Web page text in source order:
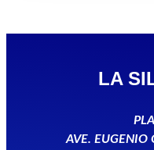
LA
AVE. EUGENIO